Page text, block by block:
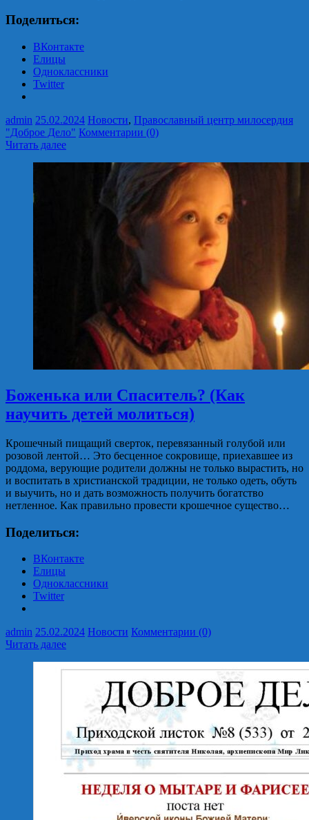
Поделиться:
ВКонтакте
Елицы
Одноклассники
Twitter
admin 25.02.2024 Новости, Православный центр милосердия
"Доброе Дело" Комментарии (0)
Читать далее
Боженька или Спаситель? (Как
научить детей молиться)
Крошечный пищащий сверток, перевязанный голубой или
розовой лентой… Это бесценное сокровище, приехавшее из
роддома, верующие родители должны не только вырастить, но
и воспитать в христианской традиции, не только одеть, обуть
и выучить, но и дать возможность получить богатство
нетленное. Как правильно провести крошечное существо…
Поделиться:
ВКонтакте
Елицы
Одноклассники
Twitter
admin 25.02.2024 Новости Комментарии (0)
Читать далее